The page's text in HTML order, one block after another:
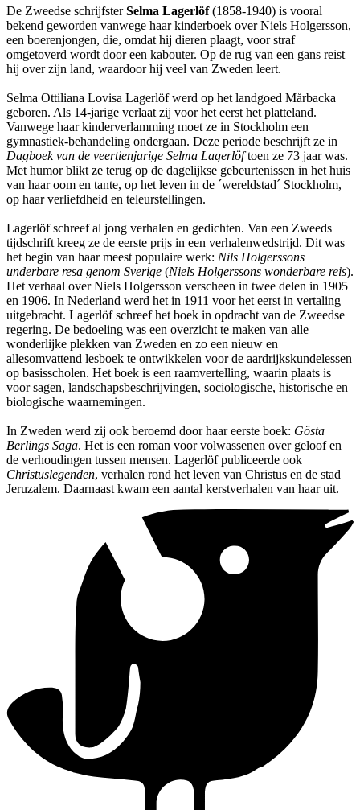
De Zweedse schrijfsterSelma Lagerlöf(1858-1940) is vooral
bekend geworden vanwege haar kinderboek over Niels Holgersson,
een boerenjongen, die, omdat hij dieren plaagt, voor straf
omgetoverd wordt door een kabouter. Op de rug van een gans reist
hij over zijn land, waardoor hij veel van Zweden leert.
Selma Ottiliana Lovisa Lagerlöf werd op het landgoed Mårbacka
geboren. Als 14-jarige verlaat zij voor het eerst het platteland.
Vanwege haar kinderverlamming moet ze in Stockholm een
gymnastiek-behandeling ondergaan. Deze periode beschrijft ze in
Dagboek van de veertienjarige Selma Lagerlöftoen ze 73 jaar was.
Met humor blikt ze terug op de dagelijkse gebeurtenissen in het huis
van haar oom en tante, op het leven in de ´wereldstad´ Stockholm,
op haar verliefdheid en teleurstellingen.
Lagerlöf schreef al jong verhalen en gedichten. Van een Zweeds
tijdschrift kreeg ze de eerste prijs in een verhalenwedstrijd. Dit was
het begin van haar meest populaire werk: Nils Holgerssons
underbare resa genom Sverige (Niels Holgerssons wonderbare reis).
Het verhaal over Niels Holgersson verscheen in twee delen in 1905
en 1906. In Nederland werd het in 1911 voor het eerst in vertaling
uitgebracht. Lagerlöf schreef het boek in opdracht van de Zweedse
regering. De bedoeling was een overzicht te maken van alle
wonderlijke plekken van Zweden en zo een nieuw en
allesomvattend lesboek te ontwikkelen voor de aardrijkskundelessen
op basisscholen. Het boek is een raamvertelling, waarin plaats is
voor sagen, landschapsbeschrijvingen, sociologische, historische en
biologische waarnemingen.
In Zweden werd zij ook beroemd door haar eerste boek: Gösta
Berlings Saga. Het is een roman voor volwassenen over geloof en
de verhoudingen tussen mensen. Lagerlöf publiceerde ook
Christuslegenden, verhalen rond het leven van Christus en de stad
Jeruzalem. Daarnaast kwam een aantal kerstverhalen van haar uit.